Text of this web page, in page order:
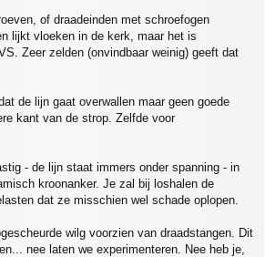
of draadeinden met schroefogen
lijkt vloeken in de kerk, maar het is
Zeer zelden (onvindbaar weinig) geeft dat
de lijn gaat overwallen maar geen goede
kant van de strop. Zelfde voor
- de lijn staat immers onder spanning - in
kroonanker. Je zal bij loshalen de
dat ze misschien wel schade oplopen.
wilg voorzien van draadstangen. Dit
nee laten we experimenteren. Nee heb je,